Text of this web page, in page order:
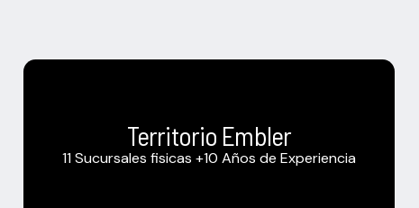
Territorio Embler
11 Sucursales fisicas +10 Años de Experiencia